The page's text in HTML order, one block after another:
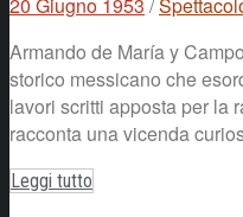
20 Giugno 1953 /
Armando de María y
storico messicano che
lavori scritti apposta per la
racconta una vicenda
Leggi tutto